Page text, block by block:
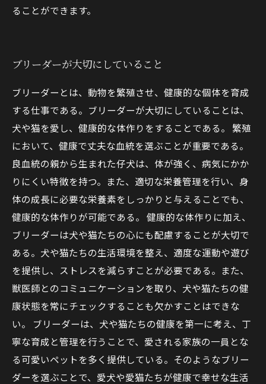
ることができます。
ブリーダーが大切にしていること
ブリーダーとは、動物を繁殖させ、健康的な個体を育成
する仕事である。ブリーダーが大切にしていることは、
犬や猫を愛し、健康的な体作りをすることである。 繁殖
において、健康で丈夫な血統を選ぶことが重要である。
良血統の親から生まれた仔犬は、体が強く、病気にかか
りにくい特徴を持つ。また、適切な栄養管理を行い、身
体の成長に必要な栄養素をしっかりと与えることでも、
健康的な体作りが可能である。 健康的な体作りに加え、
ブリーダーは犬や猫たちの心にも配慮することが大切で
ある。犬や猫たちの生活環境を整え、適度な運動や遊び
を提供し、ストレスを減らすことが必要である。また、
獣医師とのコミュニケーションを取り、犬や猫たちの健
康状態を常にチェックすることも欠かすことはできな
い。 ブリーダーは、犬や猫たちの健康を第一に考え、丁
寧な育成と管理を行うことで、愛される家族の一員とな
る可愛いペットを多く提供している。そのようなブリー
ダーを選ぶことで、愛犬や愛猫たちが健康で幸せな生活